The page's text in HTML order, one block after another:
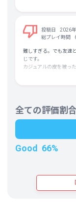
わけではありません。
ても武器やバッグはか
があまり面白くないゲ
装備バランスにも問題
ではなく、多くは「不
始まり、最後まで脱出
ここまでの内容は主に
あります。野良では無
さらに、無料装備主体
とマッチすると、一方
投稿日
2026
総プレイ時間
難しすぎる。でも友達
じです。
カジュアルの皮を被っ
全ての評価割合
Good 66%